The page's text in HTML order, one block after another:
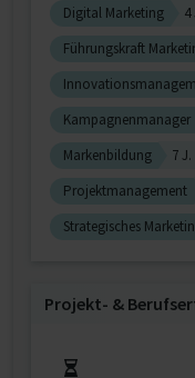
Digital Marketing
4
Führungskraft
Kampagnenmanager
Markenbildung
7 J.
Projektmanagement
Strategisches
Projekt‐ &